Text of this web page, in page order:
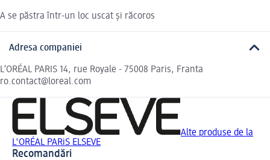
A se păstra într-un loc uscat și răcoros
Adresa companiei
L’ORÉAL PARIS 14, rue Royale - 75008 Paris, Franta
ro.contact@loreal.com
Alte produse de la
L'ORÉAL PARiS ELSEVE
Recomandări